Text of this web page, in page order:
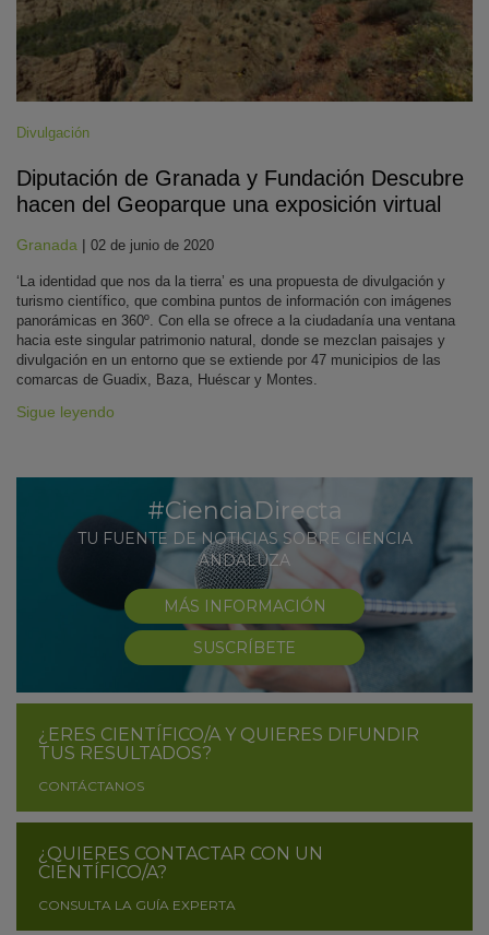
Divulgación
Diputación de Granada y Fundación Descubre
hacen del Geoparque una exposición virtual
Granada | 02 de junio de 2020
‘La identidad que nos da la tierra’ es una propuesta de divulgación y
turismo científico, que combina puntos de información con imágenes
panorámicas en 360º. Con ella se ofrece a la ciudadanía una ventana
hacia este singular patrimonio natural, donde se mezclan paisajes y
divulgación en un entorno que se extiende por 47 municipios de las
comarcas de Guadix, Baza, Huéscar y Montes.
Sigue leyendo
#CienciaDirecta
TU FUENTE DE NOTICIAS SOBRE CIENCIA
ANDALUZA
MÁS INFORMACIÓN
SUSCRÍBETE
¿ERES CIENTÍFICO/A Y QUIERES DIFUNDIR
TUS RESULTADOS?
CONTÁCTANOS
¿QUIERES CONTACTAR CON UN
CIENTÍFICO/A?
CONSULTA LA GUÍA EXPERTA